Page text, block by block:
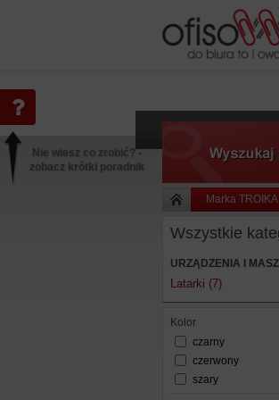
Marka TROIKA
Wszystkie
URZĄDZENIA I
Latarki (7)
kolor
czarny
czerwony
szary
Nie wiesz co zrobić? -
zobacz krótki poradnik